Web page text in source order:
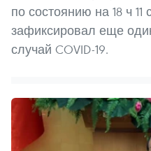
по состоянию на 18 ч
зафиксировал еще
случай COVID-19.